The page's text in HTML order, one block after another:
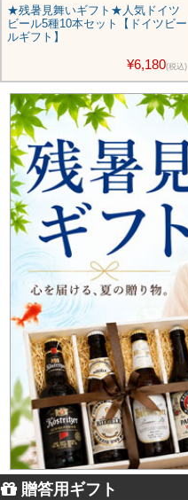
★残暑見舞いギフト★人気ドイツ
ビール5種10本セット【ドイツビー
ルギフト】
¥6,180(税込)
贈答用ギフト